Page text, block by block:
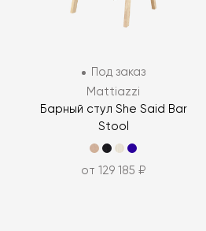
Под заказ
Mattiazzi
Барный стул She Said Bar
Stool
от 129 185 ₽